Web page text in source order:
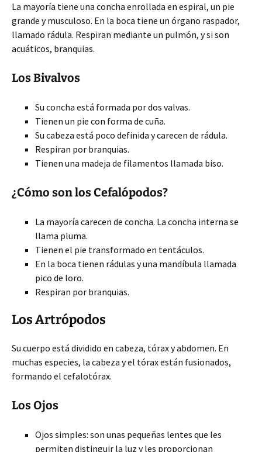
La mayoría tiene una concha enrollada en espiral, un pie
grande y musculoso. En la boca tiene un órgano raspador,
llamado rádula. Respiran mediante un pulmón, y si son
acuáticos, branquias.
Los Bivalvos
Su concha está formada por dos valvas.
Tienen un pie con forma de cuña.
Su cabeza está poco definida y carecen de rádula.
Respiran por branquias.
Tienen una madeja de filamentos llamada biso.
¿Cómo son los Cefalópodos?
La mayoría carecen de concha. La concha interna se
llama pluma.
Tienen el pie transformado en tentáculos.
En la boca tienen rádulas y una mandíbula llamada
pico de loro.
Respiran por branquias.
Los Artrópodos
Su cuerpo está dividido en cabeza, tórax y abdomen. En
muchas especies, la cabeza y el tórax están fusionados,
formando el cefalotórax.
Los Ojos
Ojos simples: son unas pequeñas lentes que les
permiten distinguir la luz y les proporcionan